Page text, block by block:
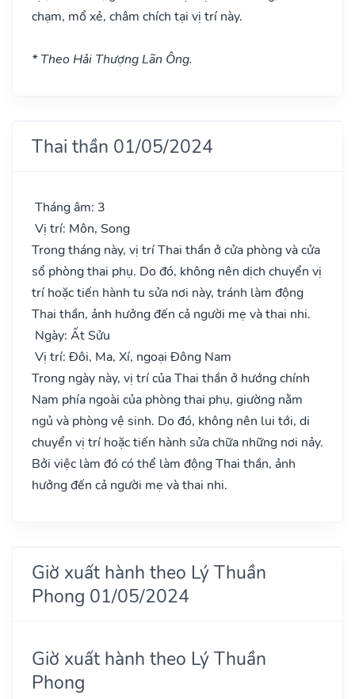
chạm, mổ xẻ, châm chích tại vị trí này.
* Theo Hải Thượng Lãn Ông.
Thai thần 01/05/2024
Tháng âm: 3
Vị trí: Môn, Song
Trong tháng này, vị trí Thai thần ở cửa phòng và cửa
sổ phòng thai phụ. Do đó, không nên dịch chuyển vị
trí hoặc tiến hành tu sửa nơi này, tránh làm động
Thai thần, ảnh hưởng đến cả người mẹ và thai nhi.
Ngày: Ất Sửu
Vị trí: Đôi, Ma, Xí, ngoại Đông Nam
Trong ngày này, vị trí của Thai thần ở hướng chính
Nam phía ngoài của phòng thai phụ, giường nằm
ngủ và phòng vệ sinh. Do đó, không nên lui tới, di
chuyển vị trí hoặc tiến hành sửa chữa những nơi nảy.
Bởi việc làm đó có thể làm động Thai thần, ảnh
hưởng đến cả người mẹ và thai nhi.
Giờ xuất hành theo Lý Thuần
Phong 01/05/2024
Giờ xuất hành theo Lý Thuần
Phong